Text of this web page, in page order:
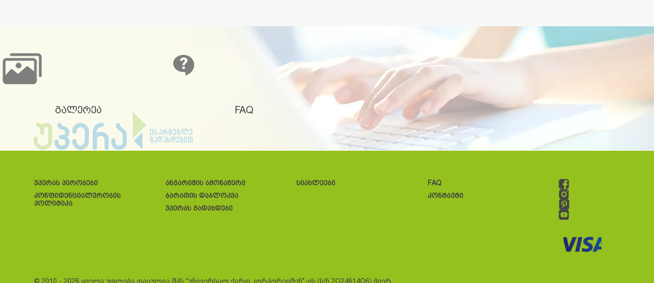
გალერეა FAQ
უპერას პირობები
კონფიდენციალურობის
პოლიტიკა
ანგარიშის ამონაწერი
ბარათის დაბლოკვა
უპერას გადახდები
სიახლეები
FAQ
კონტაქტი
© 2010 - 2026 ყველა უფლება დაცულია შპს "უნივერსალ ქარდ კორპორეიშენ"-ის (ს/ნ 2O24614O6) მიერ